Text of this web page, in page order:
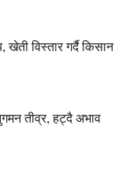
विस्तार गर्दै किसान
तीव्र, हट्दै अभाव